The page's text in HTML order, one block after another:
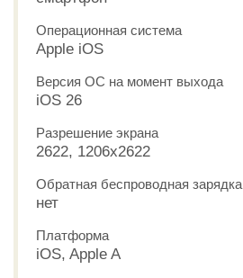
Операционная система
Apple iOS
Версия ОС на момент выхода
iOS 26
Разрешение экрана
2622, 1206x2622
Обратная беспроводная зарядка
нет
Платформа
iOS, Apple A